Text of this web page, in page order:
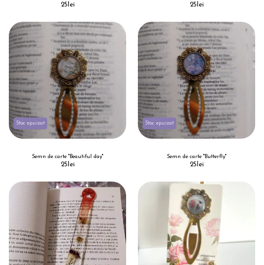
25 lei 25 lei
Stoc epuizat
Semn de carte "Beautiful day"
25 lei
Stoc epuizat
Semn de carte "Butterfly"
25 lei